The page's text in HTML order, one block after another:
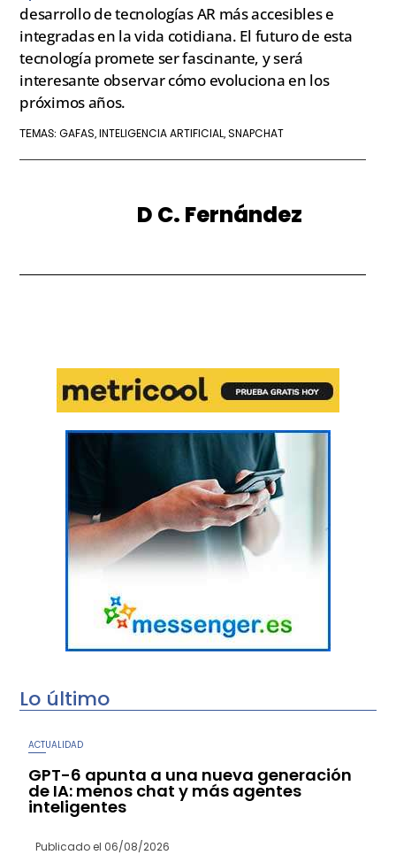
desarrollo de tecnologías AR más accesibles e
integradas en la vida cotidiana. El futuro de esta
tecnología promete ser fascinante, y será
interesante observar cómo evoluciona en los
próximos años.
TEMAS:GAFAS, INTELIGENCIA ARTIFICIAL,SNAPCHAT
D C. Fernández
Lo último
ACTUALIDAD
GPT-6 apunta a una nueva generación
de IA: menos chat y más agentes
inteligentes
Publicado el 06/08/2026